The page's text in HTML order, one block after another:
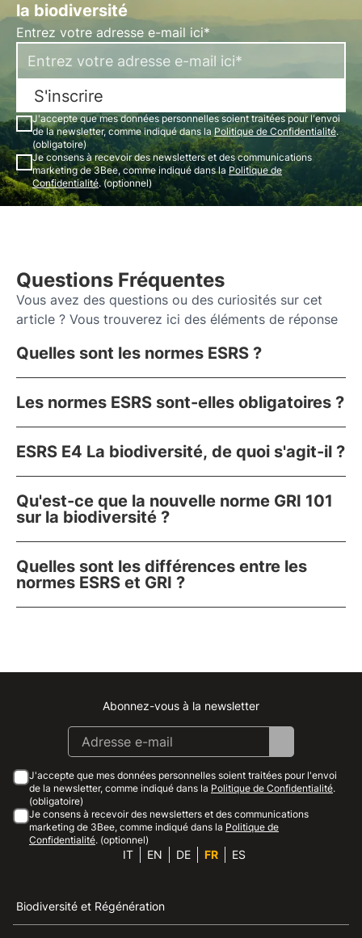
la biodiversité
Entrez votre adresse e-mail ici*
S'inscrire
J'accepte que mes données personnelles soient traitées pour l'envoi
de la newsletter, comme indiqué dans la Politique de Confidentialité.
(obligatoire)
Je consens à recevoir des newsletters et des communications
marketing de 3Bee, comme indiqué dans la Politique de
Confidentialité. (optionnel)
Questions Fréquentes
Vous avez des questions ou des curiosités sur cet
article ? Vous trouverez ici des éléments de réponse
Quelles sont les normes ESRS ?
Les normes ESRS sont-elles obligatoires ?
ESRS E4 La biodiversité, de quoi s'agit-il ?
Qu'est-ce que la nouvelle norme GRI 101
sur la biodiversité ?
Quelles sont les différences entre les
normes ESRS et GRI ?
Instagram
Facebook
Linkedin
Youtube
Abonnez-vous à la newsletter
J'accepte que mes données personnelles soient traitées pour l'envoi
de la newsletter, comme indiqué dans la Politique de Confidentialité.
(obligatoire)
Je consens à recevoir des newsletters et des communications
marketing de 3Bee, comme indiqué dans la Politique de
Confidentialité. (optionnel)
IT EN DE FR ES
Biodiversité et Régénération